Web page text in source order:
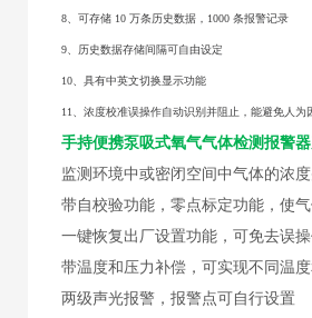
8、可存储 10 万条历史数据，1000 条报警记录
9、历史数据存储间隔可自由设定
10、具有中英文切换显示功能
11、浓度校准误操作自动识别并阻止，能避免人为
手持便携泵吸式氧气气体检测报警器
监测环境中或密闭空间中气体的浓
带自校验功能，零点标定功能，使
一键恢复出厂设置功能，可免去误
带温度和压力补偿，可实现不同温
两级声光报警，报警点可自行设置